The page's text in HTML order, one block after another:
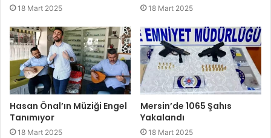
18 Mart 2025 18 Mart 2025
Hasan Önal’ın Müziği Engel
Tanımıyor
18 Mart 2025
Mersin’de 1065 Şahıs
Yakalandı
18 Mart 2025